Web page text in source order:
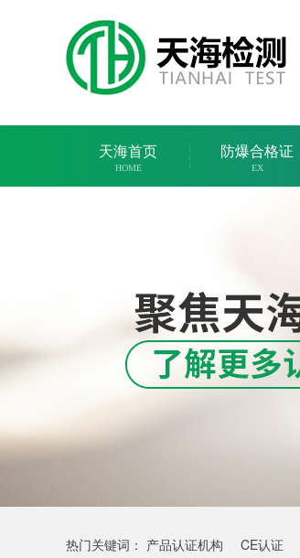
天海首页
HOME
防爆合格证
EX
热门关键词： 产品认证机构 CE认证